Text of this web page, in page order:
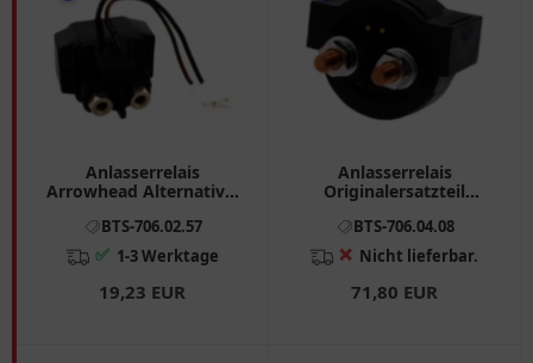
Anlasserrelais
Arrowhead Alternative:
Yamaha YFM
BTS-706.02.57
✅ 1-3 Werktage
19,23 EUR
Anlasserrelais
Originalersatzteil
passend für: Ducati
Monster, Supersport,
916
BTS-706.04.08
❌ Nicht lieferbar.
71,80 EUR